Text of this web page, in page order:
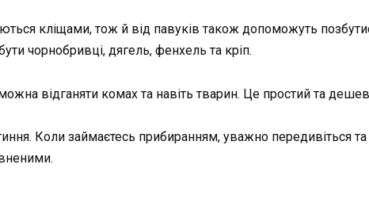
кліщами, тож й від павуків також допоможуть
чорнобривці, дягель, фенхель та кріп.
відганяти комах та навіть тварин. Це простий та
Коли займаєтесь прибиранням, уважно передивіться та